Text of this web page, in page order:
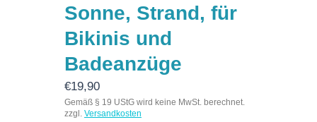
Sonne, Strand, für
Bikinis und
Badeanzüge
€19,90
Gemäß § 19 UStG wird keine MwSt. berechnet.
zzgl. Versandkosten